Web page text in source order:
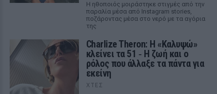
Η ηθοποιός μοιράστηκε στιγμές από την
παραλία μέσα από Instagram stories,
ποζάροντας μέσα στο νερό με τα αγόρια
της
Charlize Theron: Η «Καλυψώ»
κλείνει τα 51 ‑ H ζωή και ο
ρόλος που άλλαξε τα πάντα για
εκείνη
ΧΤΕΣ